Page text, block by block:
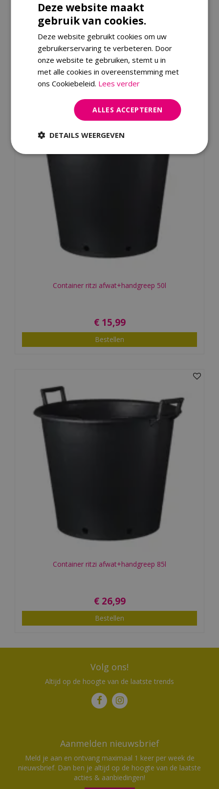
Dit product kopen
Kijk ook eens naar:
Container ritzi afwat+handgreep 50l
€ 15,99
Bestellen
Container ritzi afwat+handgreep 85l
€ 26,99
Bestellen
Volg ons!
Altijd op de hoogte van de laatste trends
Aanmelden nieuwsbrief
Meld je aan en ontvang maximaal 1 keer per week de
nieuwsbrief. Dan ben je altijd op de hoogte van de laatste
acties & aanbiedingen!
Deze website maakt
gebruik van cookies.
Deze website gebruikt cookies om uw
gebruikerservaring te verbeteren. Door
onze website te gebruiken, stemt u in
met alle cookies in overeenstemming met
ons Cookiebeleid. Lees verder
ALLES ACCEPTEREN
DETAILS WEERGEVEN